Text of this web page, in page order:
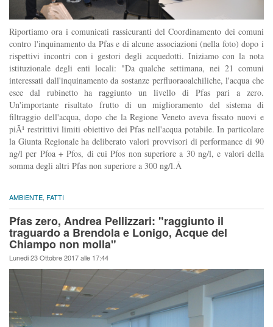
Riportiamo ora i comunicati rassicuranti del Coordinamento dei comuni
contro l'inquinamento da Pfas e di alcune associazioni (nella foto) dopo i
rispettivi incontri con i gestori degli acquedotti. Iniziamo con la nota
istituzionale degli enti locali: "Da qualche settimana, nei 21 comuni
interessati dall'inquinamento da sostanze perfluoraoalchiliche, l'acqua che
esce dal rubinetto ha raggiunto un livello di Pfas pari a zero.
Un'importante risultato frutto di un miglioramento del sistema di
filtraggio dell'acqua, dopo che la Regione Veneto aveva fissato nuovi e
piÃ¹ restrittivi limiti obiettivo dei Pfas nell'acqua potabile. In particolare
la Giunta Regionale ha deliberato valori provvisori di performance di 90
ng/l per Pfoa + Pfos, di cui Pfos non superiore a 30 ng/l, e valori della
somma degli altri Pfas non superiore a 300 ng/l.Â
AMBIENTE FATTI
Pfas zero, Andrea Pellizzari: "raggiunto il
traguardo a Brendola e Lonigo, Acque del
Chiampo non molla"
Lunedi 23 Ottobre 2017 alle 17:44